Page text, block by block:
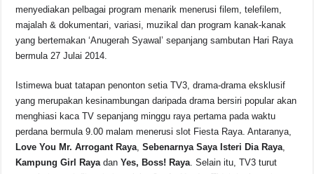
menyediakan pelbagai program menarik menerusi filem, telefilem,
majalah & dokumentari, variasi, muzikal dan program kanak-kanak
yang bertemakan ‘Anugerah Syawal’ sepanjang sambutan Hari Raya
bermula 27 Julai 2014.
Istimewa buat tatapan penonton setia TV3, drama-drama eksklusif
yang merupakan kesinambungan daripada drama bersiri popular akan
menghiasi kaca TV sepanjang minggu raya pertama pada waktu
perdana bermula 9.00 malam menerusi slot Fiesta Raya. Antaranya,
Love You Mr. Arrogant Raya ,Sebenarnya Saya Isteri Dia Raya
Kampung Girl Raya danYes, Boss! Raya . Selain itu, TV3 turut